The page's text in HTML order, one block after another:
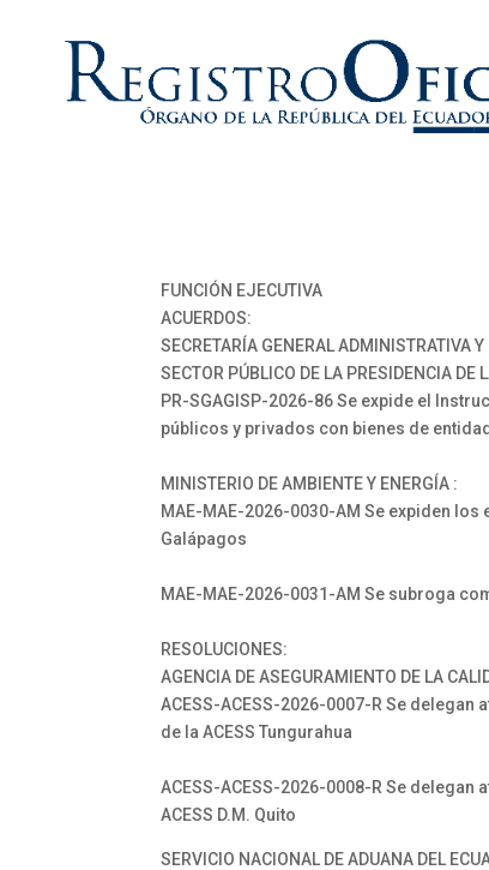
FUNCIÓN EJECUTIVA
ACUERDOS:
SECRETARÍA GENERAL ADMINISTRATIVA
SECTOR PÚBLICO DE LA PRESIDENCIA DE
PR-SGAGISP-2026-86 Se expide el
públicos y privados con bienes de
MINISTERIO DE AMBIENTE Y ENERGÍA :
MAE-MAE-2026-0030-AM Se expiden
Galápagos
MAE-MAE-2026-0031-AM Se subroga
RESOLUCIONES:
AGENCIA DE ASEGURAMIENTO DE LA
ACESS-ACESS-2026-0007-R Se
de la ACESS Tungurahua
ACESS-ACESS-2026-0008-R Se
ACESS D.M. Quito
SERVICIO NACIONAL DE ADUANA DEL